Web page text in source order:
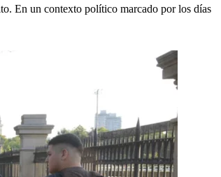
En un contexto político marcado por los días